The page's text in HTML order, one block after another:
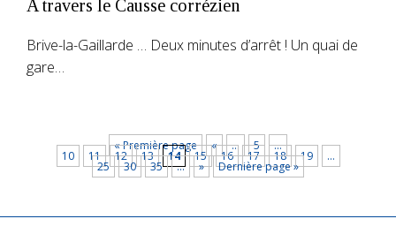
A travers le Causse corrézien
Brive-la-Gaillarde … Deux minutes d’arrêt ! Un quai de
gare…
« Première page « … 5 …
10 11 12 13 14 15 16 17 18 19 …
25 30 35 … » Dernière page »